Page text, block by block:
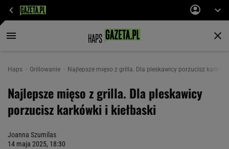
Haps Grillowanie Najlepsze mięso z grilla. Dla pleskawicy porzucisz
Najlepsze mięso z grilla. Dla pleskawicy
porzucisz karkówki i kiełbaski
Joanna Szumilas
14 maja 2025, 18:30